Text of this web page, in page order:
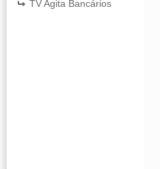
TV Agita Bancários